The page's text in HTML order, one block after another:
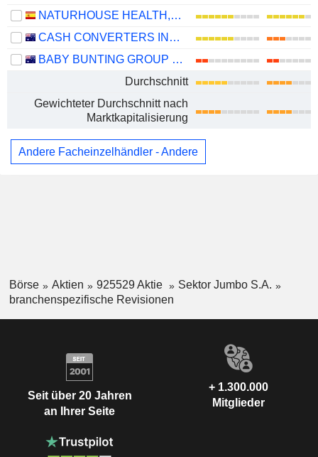
NATURHOUSE HEALTH, S.A.
CASH CONVERTERS INTERNATIONAL LIMITED
BABY BUNTING GROUP LIMITED
Durchschnitt
Gewichteter Durchschnitt nach
Marktkapitalisierung
Andere Facheinzelhändler - Andere
Börse Aktien 925529 Aktie
Sektor Jumbo S.A.
branchenspezifische Revisionen
Seit über 20 Jahren
an Ihrer Seite
+ 1.300.000
Mitglieder